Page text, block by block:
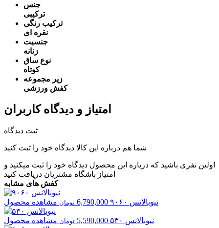
جنس
ترکیبی
ترکیب رنگی
نقره ای
جنسیت
زنانه
نوع ساق
کوتاه
زیر مجموعه
کفش ورزشی
امتیاز و دیدگاه کاربران
ثبت دیدگاه
شما هم درباره این کالا دیدگاه خود را ثبت کنید
اولین نفری باشید که درباره این محصول دیدگاه خود را ثبت میکنید و
امتیاز باشگاه مشتریان دریافت کنید
کفش های مشابه
نیوبالانس ۹۰۶۰ 6,790,000 تومان مشاهده محصول
نیوبالانس ۵۳۰ 5,590,000 تومان مشاهده محصول